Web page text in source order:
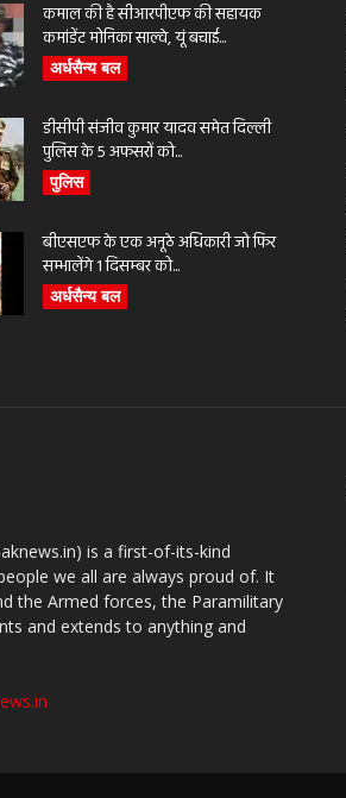
कमाल की है सीआरपीएफ की सहायक
कमांडेंट मोनिका साल्वे, यूं बचाई...
अर्धसैन्य बल
डीसीपी संजीव कुमार यादव समेत दिल्ली
पुलिस के 5 अफसरों को...
पुलिस
बीएसएफ के एक अनूठे अधिकारी जो फिर
सम्भालेंगे 1 दिसम्बर को...
अर्धसैन्य बल
is a first-of-its-kind
we all are always proud of. It
the Armed forces, the Paramilitary
and extends to anything and